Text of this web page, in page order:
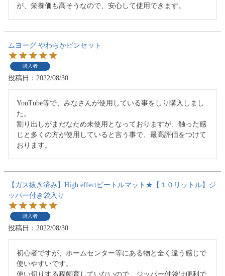
が、栄養価も高そうなので、安心して使用できます。
ムヨーグ やわらかピンセット
購入者
投稿日 2022/08/30
YouTube等で、みなさんが使用している事をしり購入しまし
た。
割り出しがまだなため未使用となっておりますが、触った感
じと多くの方が使用していると言う事で、最高評価をつけて
【ガス抜き済み】High effectビートルマット★【１０リットル】ジ
ッパー付き袋入り
購入者
投稿日 2022/08/30
初心者ですが、ホームセンター等にある物と全く違う感じで
使いやすいです。
使い切りする程飼育していないので、ジッパー付袋は便利で